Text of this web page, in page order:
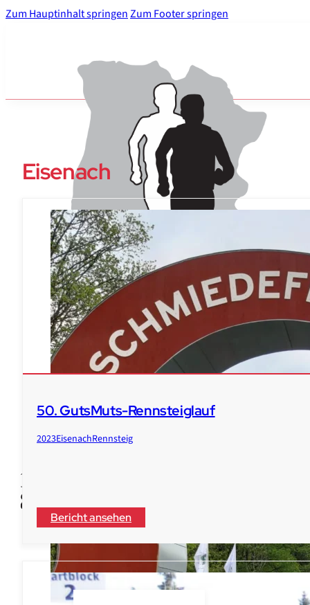
Zum Hauptinhalt springenZum Footer springen
Veranstaltungen
Laufberichte
Der Verein
Eisenach
50. GutsMuts-Rennsteiglauf
2023EisenachRennsteig
Bericht ansehen